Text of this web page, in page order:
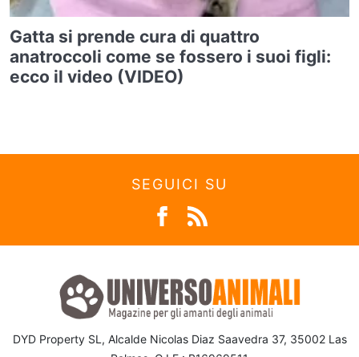
Gatta si prende cura di quattro
anatroccoli come se fossero i suoi figli:
ecco il video (VIDEO)
SEGUICI SU
DYD Property SL, Alcalde Nicolas Diaz Saavedra 37, 35002 Las